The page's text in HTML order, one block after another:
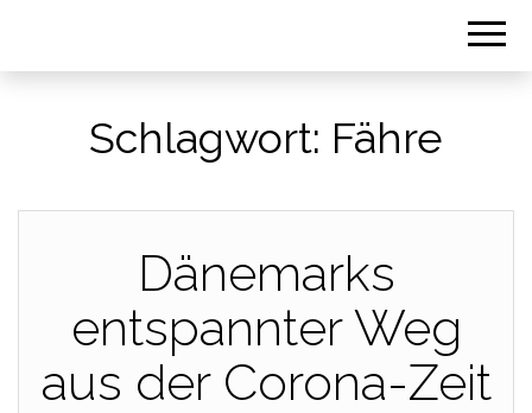
Schlagwort: Fähre
Dänemarks
entspannter Weg
aus der Corona-Zeit